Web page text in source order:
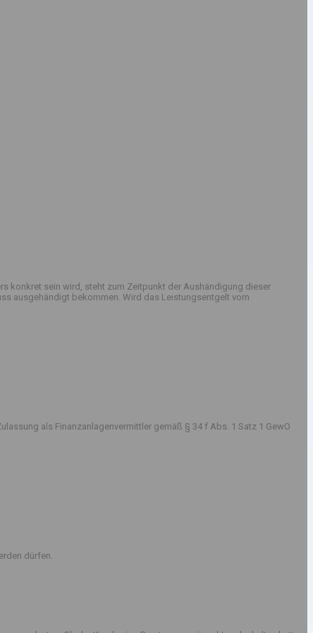
konkret sein wird, steht zum Zeitpunkt der Aushändigung dieser
ausgehändigt bekommen. Wird das Leistungsentgelt vom
als Finanzanlagenvermittler gemäß § 34 f Abs. 1 Satz 1 GewO
dürfen.